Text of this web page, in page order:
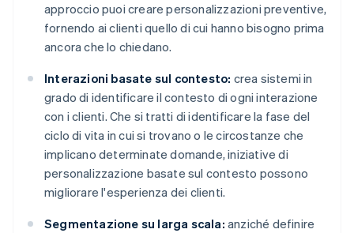
approccio puoi creare personalizzazioni preventive,
fornendo ai clienti quello di cui hanno bisogno prima
ancora che lo chiedano.
Interazioni basate sul contesto: crea sistemi in
grado di identificare il contesto di ogni interazione
con i clienti. Che si tratti di identificare la fase del
ciclo di vita in cui si trovano o le circostanze che
implicano determinate domande, iniziative di
personalizzazione basate sul contesto possono
migliorare l'esperienza dei clienti.
Segmentazione su larga scala: anziché definire